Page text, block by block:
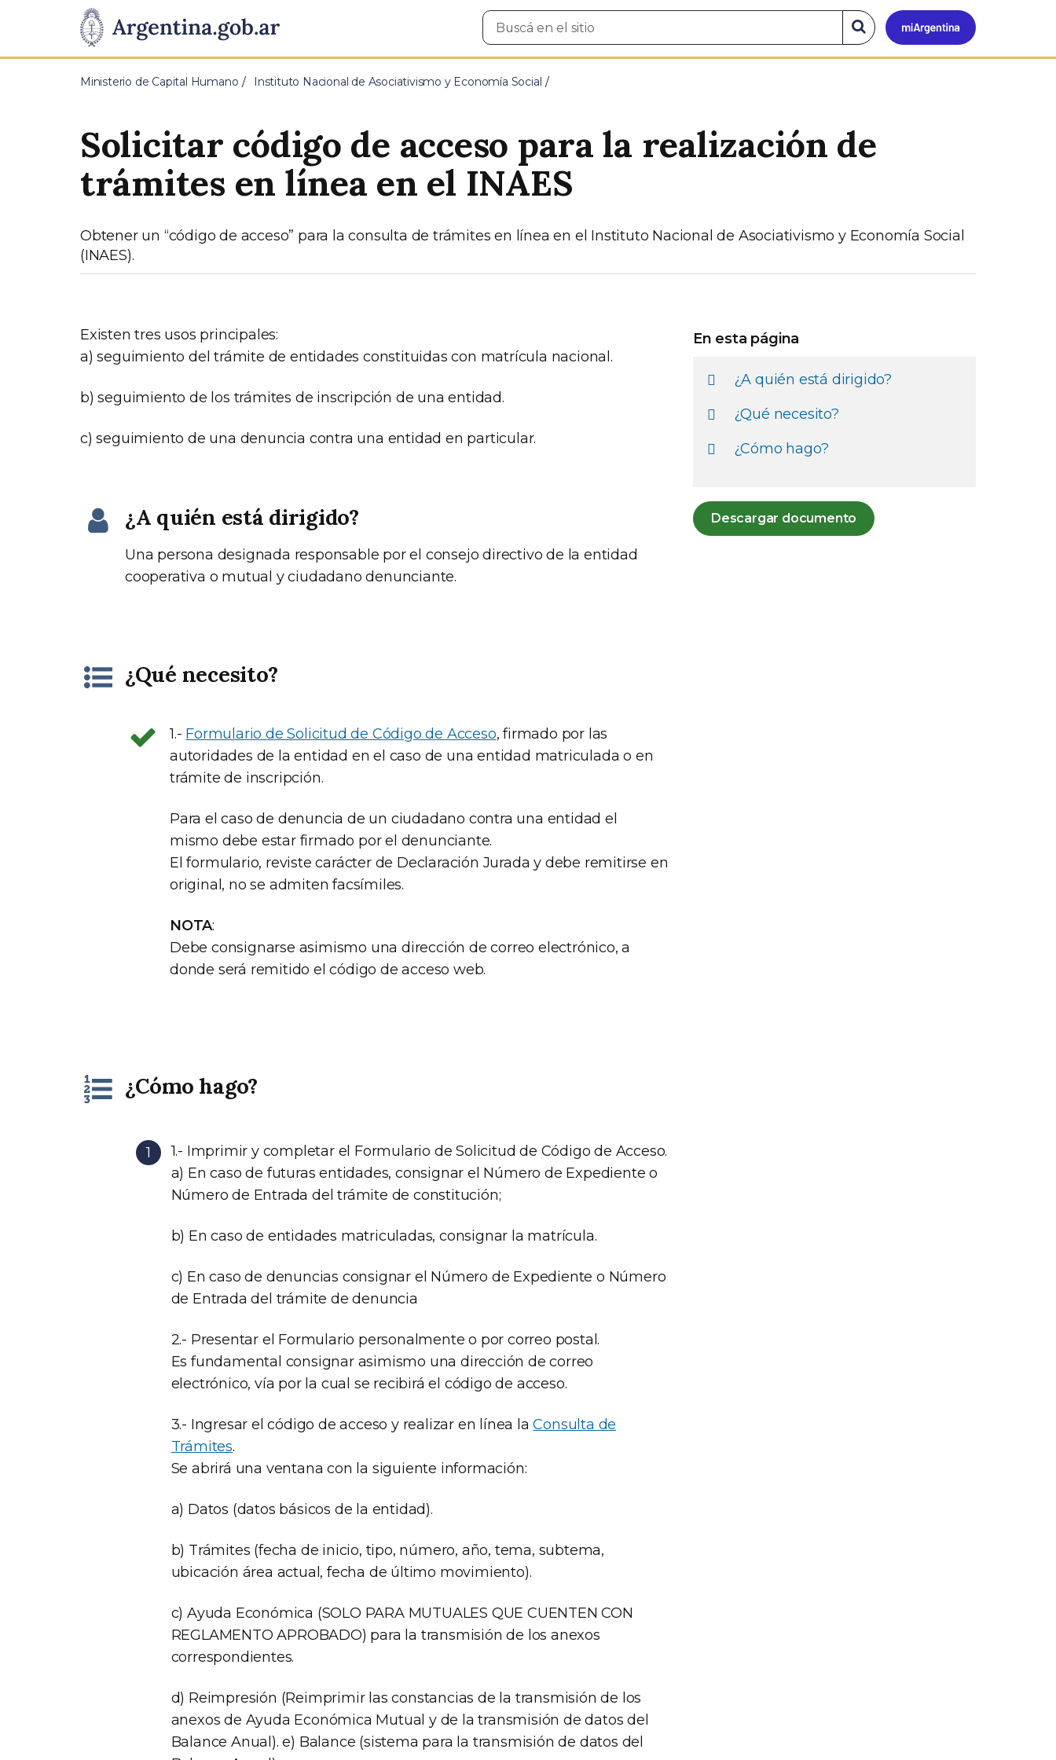
Presidencia
de
Pasar al contenido principal
Mi
Buscar
en
Buscar
en
el
Ministerio de Capital Humano Instituto Nacional de Asociativismo y Economía Social
Solicitar código de acceso para la realización de
trámites en línea en el INAES
Obtener un “código de acceso” para la consulta de trámites en línea en el Instituto Nacional de Asociativismo y Economía Social
(INAES).
Existen tres usos principales:
a) seguimiento del trámite de entidades constituidas con matrícula nacional.
b) seguimiento de los trámites de inscripción de una entidad.
c) seguimiento de una denuncia contra una entidad en particular.
¿A quién está dirigido?
Una persona designada responsable por el consejo directivo de la entidad
cooperativa o mutual y ciudadano denunciante.
¿Qué necesito?
1.- Formulario de Solicitud de Código de Acceso, firmado por las
autoridades de la entidad en el caso de una entidad matriculada o en
trámite de inscripción.
Para el caso de denuncia de un ciudadano contra una entidad el
mismo debe estar firmado por el denunciante.
El formulario, reviste carácter de Declaración Jurada y debe remitirse en
original, no se admiten facsímiles.
NOTA:
Debe consignarse asimismo una dirección de correo electrónico, a
donde será remitido el código de acceso web.
¿Cómo hago?
1.- Imprimir y completar el Formulario de Solicitud de Código de Acceso.
a) En caso de futuras entidades, consignar el Número de Expediente o
Número de Entrada del trámite de constitución;
b) En caso de entidades matriculadas, consignar la matrícula.
c) En caso de denuncias consignar el Número de Expediente o Número
de Entrada del trámite de denuncia
2.- Presentar el Formulario personalmente o por correo postal.
Es fundamental consignar asimismo una dirección de correo
electrónico, vía por la cual se recibirá el código de acceso.
3.- Ingresar el código de acceso y realizar en línea laConsulta de
Trámites.
Se abrirá una ventana con la siguiente información:
a) Datos (datos básicos de la entidad).
b) Trámites (fecha de inicio, tipo, número, año, tema, subtema,
ubicación área actual, fecha de último movimiento).
c) Ayuda Económica (SOLO PARA MUTUALES QUE CUENTEN CON
REGLAMENTO APROBADO) para la transmisión de los anexos
correspondientes.
d) Reimpresión (Reimprimir las constancias de la transmisión de los
anexos de Ayuda Económica Mutual y de la transmisión de datos del
Balance Anual). e) Balance (sistema para la transmisión de datos del
En esta página
¿A quién está dirigido?
¿Qué necesito?
¿Cómo hago?
Descargar documento